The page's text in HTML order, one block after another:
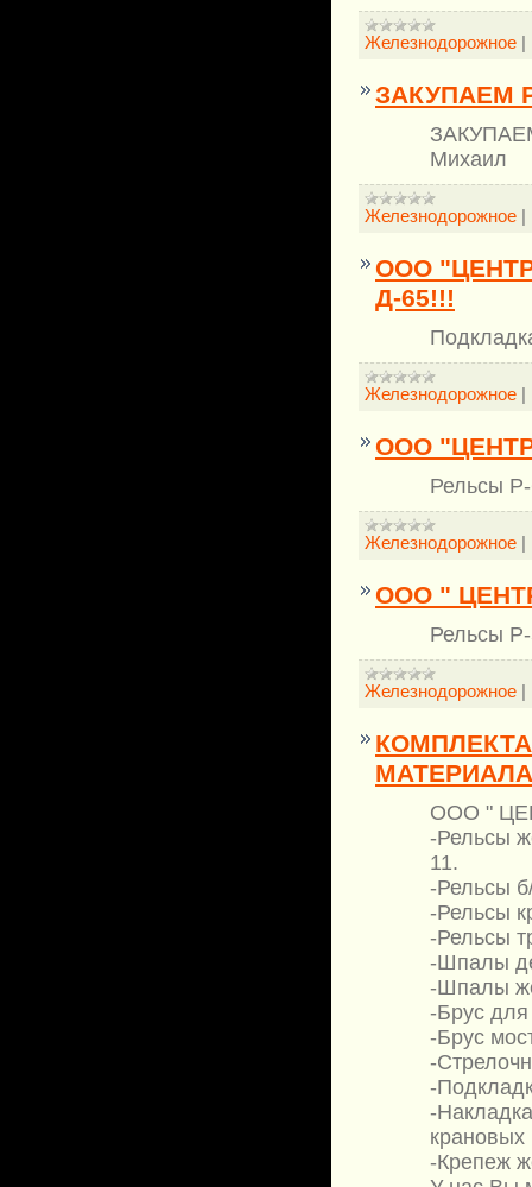
Железнодорожное |
ЗАКУПАЕМ
Михаил
Железнодорожное |
ООО
Д-65!!!
Железнодорожное |
ООО
Рельсы
Железнодорожное |
ООО "
Рельсы
Железнодорожное |
ООО "
-Рельсы
11.
-Рельсы
-Рельсы
-Рельсы
-Шпалы
-Шпалы
-Брус
-Брус
-
-
-
крановых
-Крепеж